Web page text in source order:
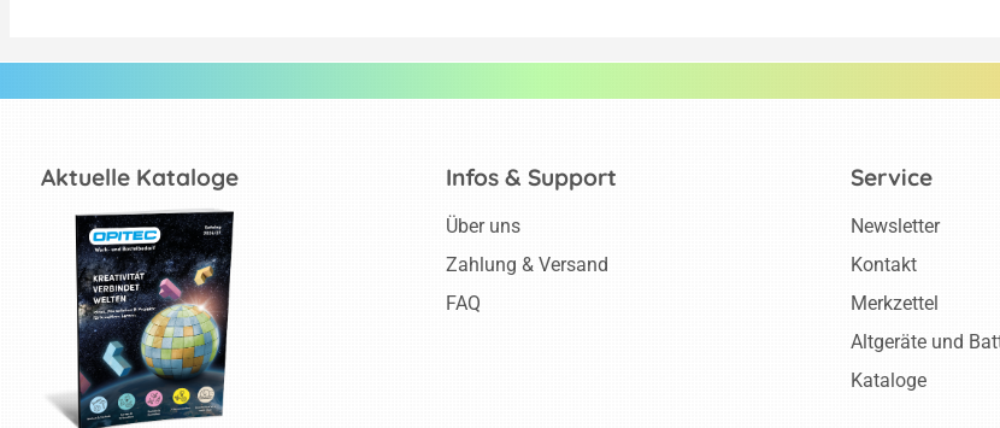
Aktuelle Kataloge Infos & Support
Über uns
Zahlung & Versand
FAQ
Service
Newsletter
Kontakt
Merkzettel
Altgeräte und
Kataloge